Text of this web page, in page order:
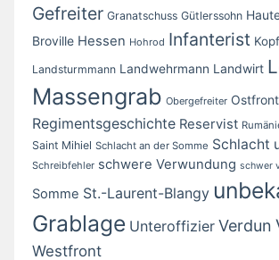
Gefreiter Granatschuss Gütlerssohn
Broville Hessen Hohrod Infanterist
Landsturmmann Landwehrmann Landwirt
Massengrab Obergefreiter Ostfront
Regimentsgeschichte Reservist
Saint Mihiel Schlacht an der Somme Schlacht
Schreibfehler schwere Verwundung schwer
Somme St.-Laurent-Blangy
Grablage Unteroffizier Verdun
Westfront